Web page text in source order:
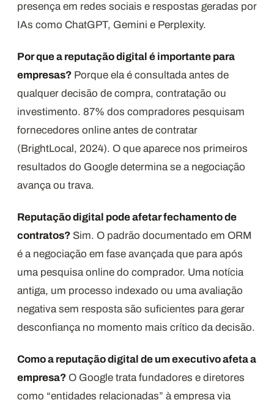
presença em redes sociais e respostas geradas por
IAs como ChatGPT, Gemini e Perplexity.
Por que a reputação digital é importante para
empresas? Porque ela é consultada antes de
qualquer decisão de compra, contratação ou
investimento. 87% dos compradores pesquisam
fornecedores online antes de contratar
(BrightLocal, 2024). O que aparece nos primeiros
resultados do Google determina se a negociação
avança ou trava.
Reputação digital pode afetar fechamento de
contratos? Sim. O padrão documentado em ORM
é a negociação em fase avançada que para após
uma pesquisa online do comprador. Uma notícia
antiga, um processo indexado ou uma avaliação
negativa sem resposta são suficientes para gerar
desconfiança no momento mais crítico da decisão.
Como a reputação digital de um executivo afeta a
empresa? O Google trata fundadores e diretores
como “entidades relacionadas” à empresa via